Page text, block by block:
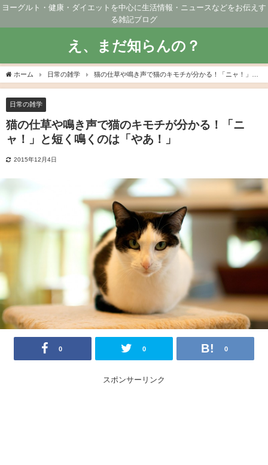
ヨーグルト・健康・ダイエットを中心に生活情報・ニュースなどをお伝えす
る雑記ブログ
え、まだ知らんの？
ホーム 日常の雑学
猫の仕草や鳴き声で猫のキモチが分かる！「ニャ！」と
短く鳴くのは「やあ！」
日常の雑学
猫の仕草や鳴き声で猫のキモチが分かる！「ニ
ャ！」と短く鳴くのは「やあ！」
2015年12月4日
0 0 0
スポンサーリンク